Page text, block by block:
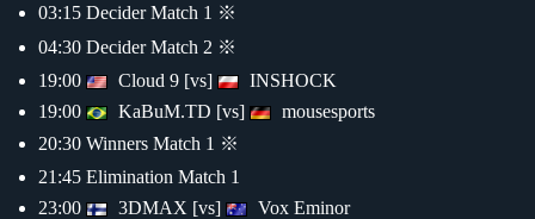
03:15 Decider Match 1 ※
04:30 Decider Match 2 ※
19:00
Cloud 9 [vs]
INSHOCK
19:00
KaBuM.TD [vs]
mousesports
20:30 Winners Match 1 ※
21:45 Elimination Match 1
23:00
3DMAX [vs] Vox Eminor